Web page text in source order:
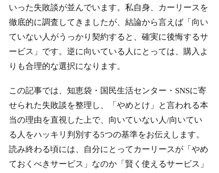
いった失敗談が並んでいます。私自身、カーリースを
徹底的に調査してきましたが、結論から言えば「向い
ていない人がうっかり契約すると、確実に後悔するサ
ービス」です。逆に向いている人にとっては、購入よ
りも合理的な選択になります。
この記事では、知恵袋・国民生活センター・SNSに寄
せられた失敗談を整理し、「やめとけ」と言われる本
当の理由を直視した上で、向いていない人/向いてい
る人をハッキリ判別する5つの基準をお伝えします。
読み終わる頃には、自分にとってカーリースが「やめ
ておくべきサービス」なのか「賢く使えるサービス」